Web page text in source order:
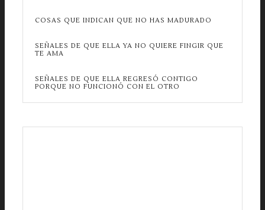
COSAS QUE INDICAN QUE NO HAS MADURADO
SEÑALES DE QUE ELLA YA NO QUIERE FINGIR QUE
TE AMA
SEÑALES DE QUE ELLA REGRESÓ CONTIGO
PORQUE NO FUNCIONÓ CON EL OTRO